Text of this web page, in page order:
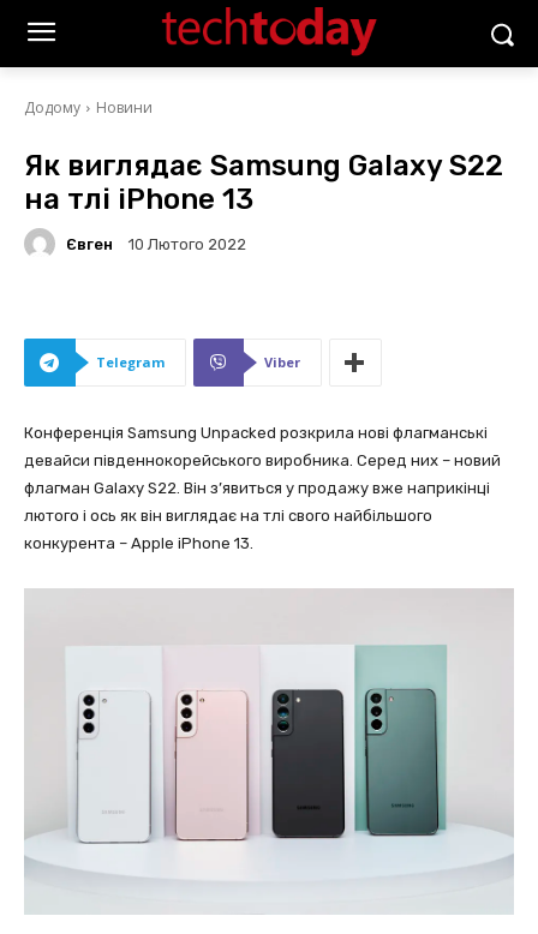
Додому Новини
Як виглядає Samsung Galaxy S22
на тлі iPhone 13
Євген 10 Лютого 2022
Telegram Viber
Конференція Samsung Unpacked розкрила нові флагманські
девайси південнокорейського виробника. Серед них – новий
флагман Galaxy S22. Він з’явиться у продажу вже наприкінці
лютого і ось як він виглядає на тлі свого найбільшого
конкурента – Apple iPhone 13.